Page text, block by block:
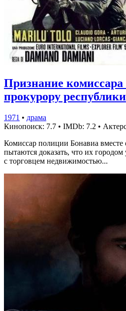
Признание
прокурору республики
1971 • драма
Кинопоиск: 7.7 • IMDb: 7.2 •
Комиссар полиции Бонавиа вместе
пытаются доказать, что их городом
с торговцем недвижимостью...